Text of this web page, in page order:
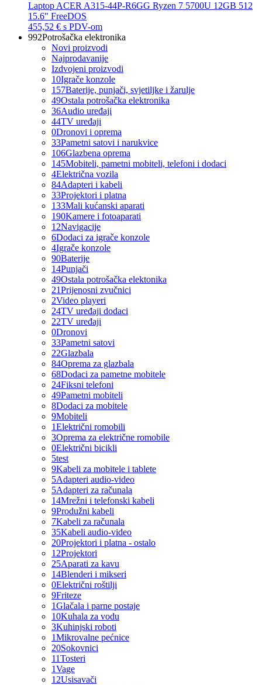
Laptop ACER A315-44P-R6GG Ryzen 7 5700U 12GB 512
15.6" FreeDOS
455,52 € s PDV-om
992Potrošačka elektronika
Novi proizvodi
Najprodavanije
Izdvojeni proizvodi
10Igrače konzole
157Baterije, punjači, svjetiljke i žarulje
49Ostala potrošačka elektronika
36Audio uređaji
44TV uređaji
0Dronovi i oprema
33Pametni satovi i narukvice
106Glazbena oprema
145Mobiteli, pametni mobiteli, telefoni i dodaci
4Električna vozila
84Adapteri i kabeli
33Projektori i platna
133Mali kućanski aparati
190Kamere i fotoaparati
12Navigacije
6Dodaci za igrače konzole
4Igrače konzole
90Baterije
14Punjači
49Ostala potrošačka elektonika
21Prijenosni zvučnici
2Video playeri
24TV uređaji dodaci
22TV uređaji
0Dronovi
33Pametni satovi
22Glazbala
84Oprema za glazbala
68Dodaci za pametne mobitele
24Fiksni telefoni
49Pametni mobiteli
8Dodaci za mobitele
9Mobiteli
1Električni romobili
3Oprema za električne romobile
0Električni bicikli
5test
9Kabeli za mobitele i tablete
5Adapteri audio-video
5Adapteri za računala
14Mrežni i telefonski kabeli
9Produžni kabeli
7Kabeli za računala
35Kabeli audio-video
20Projektori i platna - ostalo
12Projektori
25Aparati za kavu
14Blenderi i mikseri
0Električni roštilji
9Friteze
1Glačala i parne postaje
10Kuhala za vodu
3Kuhinjski roboti
1Mikrovalne pećnice
20Sokovnici
11Tosteri
1Vage
12Usisavači